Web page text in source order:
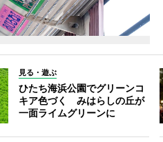
見る・遊ぶ
ひたち海浜公園でグリーンコ
キア色づく みはらしの丘が
一面ライムグリーンに